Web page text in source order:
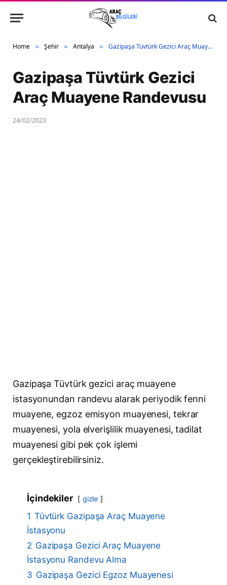
Home » Şehir » Antalya » Gazipaşa Tüvtürk Gezici Araç Muayene Randevusu
Gazipaşa Tüvtürk Gezici
Araç Muayene Randevusu
24/02/2023
Gazipaşa Tüvtürk gezici araç muayene
istasyonundan randevu alarak periyodik fenni
muayene, egzoz emisyon muayenesi, tekrar
muayenesi, yola elverişlilik muayenesi, tadilat
muayenesi gibi pek çok işlemi
gerçekleştirebilirsiniz.
İçindekiler gizle
1 Tüvtürk Gazipaşa Araç Muayene
İstasyonu
2 Gazipaşa Gezici Araç Muayene
İstasyonu Randevu Alma
3 Gazipaşa Gezici Egzoz Muayenesi